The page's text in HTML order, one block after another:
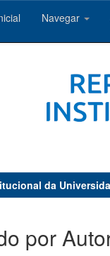
Navegar
da
por